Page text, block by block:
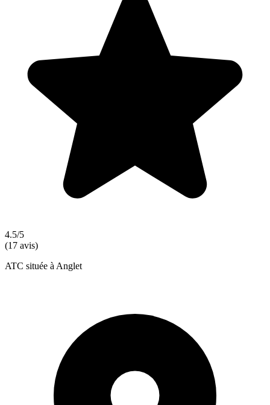
4.5/5
(17 avis)
ATC située à Anglet